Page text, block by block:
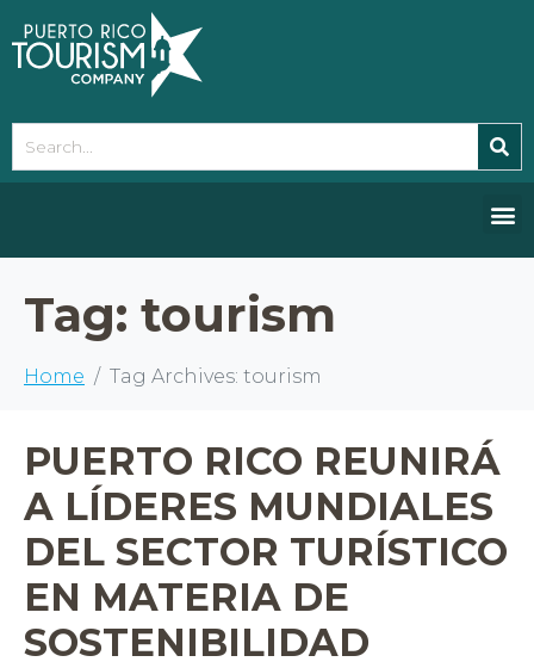
note:
This
website
accessibility
Tag: tourism
Home Tag Archives: tourism
PUERTO RICO REUNIRÁ
A LÍDERES MUNDIALES
DEL SECTOR TURÍSTICO
EN MATERIA DE
SOSTENIBILIDAD